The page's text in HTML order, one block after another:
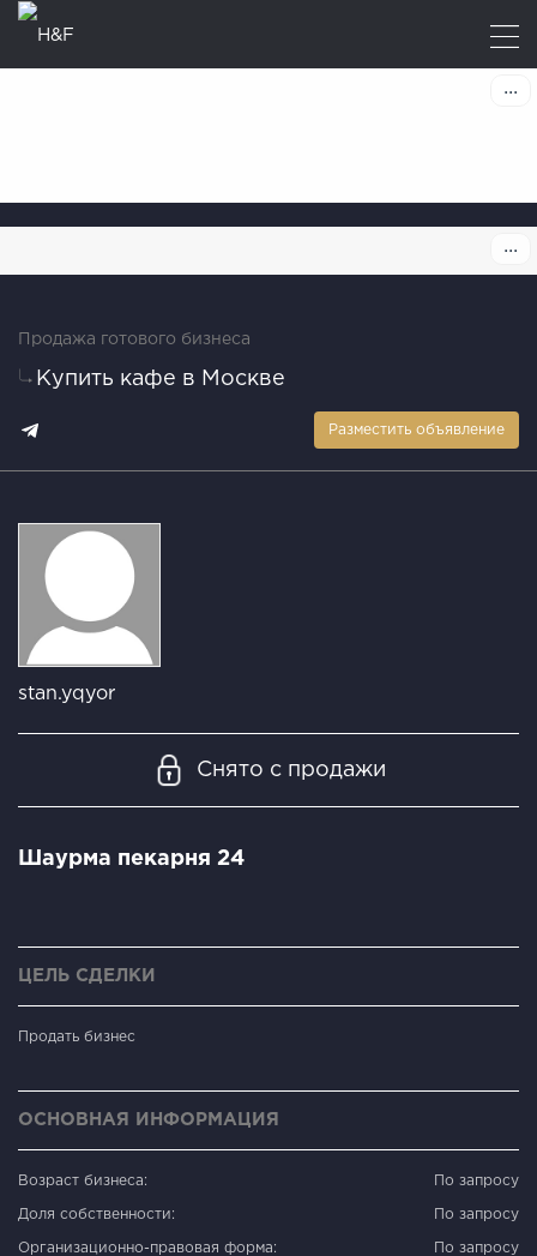
Продажа готового бизнеса
Купить кафе в Москве
Разместить объявление
stan.yqyor
Снято с продажи
Шаурма пекарня 24
ЦЕЛЬ СДЕЛКИ
Продать бизнес
ОСНОВНАЯ ИНФОРМАЦИЯ
Возраст бизнеса: По запросу
Доля собственности: По запросу
Организационно-правовая форма: По запросу